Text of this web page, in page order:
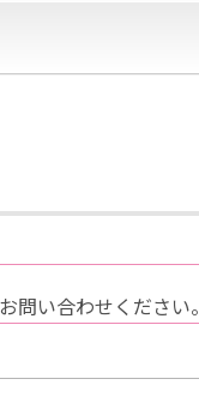
問い合わせください。